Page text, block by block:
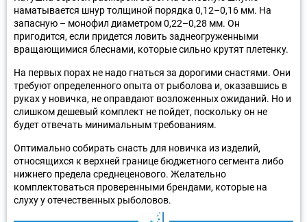
наматывается шнур толщиной порядка 0,12–0,16 мм. На
запасную – монофил диаметром 0,22–0,28 мм. Он
пригодится, если придется ловить заднеогруженными
вращающимися блеснами, которые сильно крутят плетенку.
На первых порах не надо гнаться за дорогими снастями. Они
требуют определенного опыта от рыболова и, оказавшись в
руках у новичка, не оправдают возложенных ожиданий. Но и
слишком дешевый комплект не пойдет, поскольку он не
будет отвечать минимальным требованиям.
Оптимально собирать снасть для новичка из изделий,
относящихся к верхней границе бюджетного сегмента либо
нижнего предела среднеценового. Желательно
комплектоваться проверенными брендами, которые на
слуху у отечественных рыболовов.